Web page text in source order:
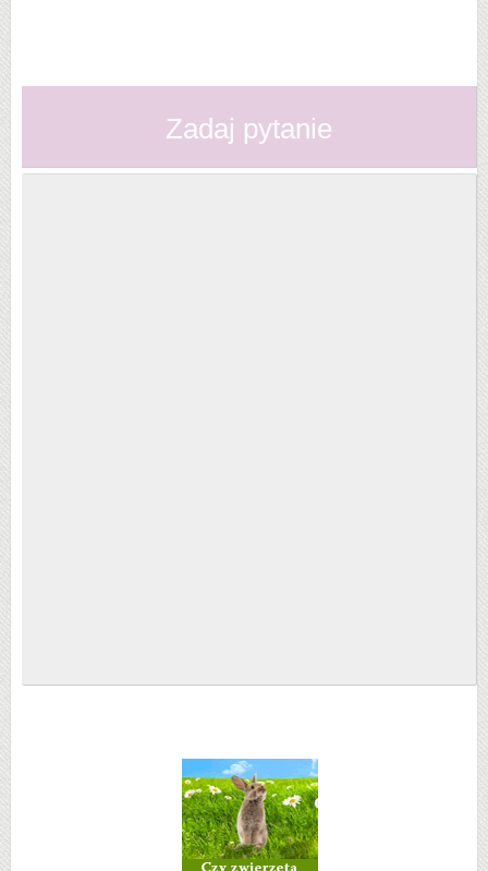
Zadaj pytanie